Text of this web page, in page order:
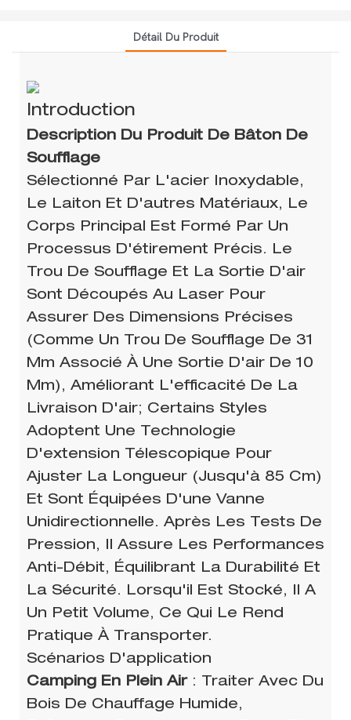
Détail Du Produit
Introduction
Description Du Produit De Bâton De
Soufflage
Sélectionné Par L'acier Inoxydable,
Le Laiton Et D'autres Matériaux, Le
Corps Principal Est Formé Par Un
Processus D'étirement Précis. Le
Trou De Soufflage Et La Sortie D'air
Sont Découpés Au Laser Pour
Assurer Des Dimensions Précises
(comme Un Trou De Soufflage De 31
Mm Associé À Une Sortie D'air De 10
Mm), Améliorant L'efficacité De La
Livraison D'air; Certains Styles
Adoptent Une Technologie
D'extension Télescopique Pour
Ajuster La Longueur (jusqu'à 85 Cm)
Et Sont Équipées D'une Vanne
Unidirectionnelle. Après Les Tests De
Pression, Il Assure Les Performances
Anti-Débit, Équilibrant La Durabilité Et
La Sécurité. Lorsqu'il Est Stocké, Il A
Un Petit Volume, Ce Qui Le Rend
Pratique À Transporter.
Scénarios D'application
Camping En Plein Air : Traiter Avec Du
Bois De Chauffage Humide,